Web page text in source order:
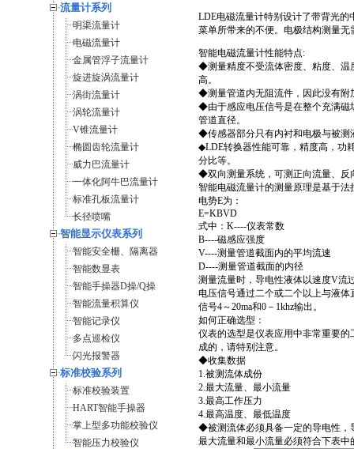
流量计系列
明渠流量计
电磁流量计
金属管浮子流量计
旋进旋涡流量计
涡街流量计
涡轮流量计
V锥流量计
椭圆齿轮流量计
威力巴流量计
一体化阿牛巴流量计
标准孔板流量计
长径喷嘴
智能显示仪表系列
智能安全栅、隔离器
智能数显表
智能手操器D操/Q操
智能流量积算仪
智能记录仪
多点巡检仪
闪光报警器
标准校验系列
标准校验装置
HART智能手操器
掌上型多功能校验仪
智能压力校验仪
LDE电磁流量计特别设计了带背光
菜单所带来的不便。电极结构测量
智能电磁流量计性能特点:
◆测量精度不受流体密度、粘度、温
高。
◆测量管道内无阻流件，因此没有附
◆由于感应电压信号是在整个充满磁
管道直径。
◆传感器部分只有内衬和电极与被测
◆LDE转换器性能可靠，精度高，功
分比等。
◆双向测量系统，可测正向流量、反
智能电磁流量计的测量原理是基于
电势E为：
E=KBVD
式中：K----仪表常数
B----磁感应强度
V----测量管道截面内的平均流速
D----测量管道截面的内径
测量流量时，导电性液体以速度V流
电压信号通过二个或二个以上与液
信号4～20ma和0－1khz输出。
如何正确选型：
仪表的选型是仪表应用中非常重要
成的，请特别注意。
◆收集数据
1.被测流体成份
2.最大流量、最小流量
3.最高工作压力
4.最高温度、最低温度
◆被测流体必须具备一定的导电性，
最大流量和最小流量必须符合下表中